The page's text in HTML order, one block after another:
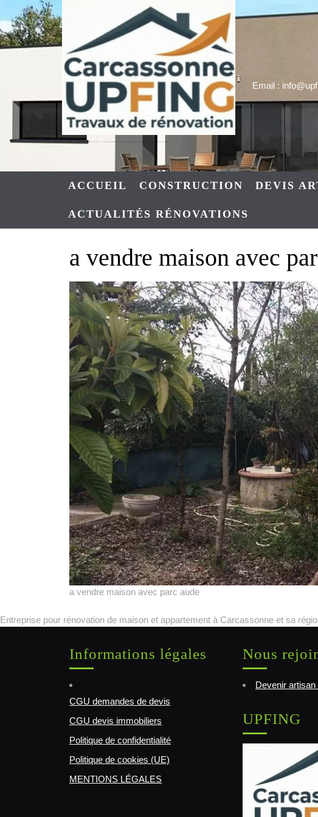
to
content
Email :
ACCUEIL CONSTRUCTION DEVIS
ACTUALITÉS RÉNOVATIONS
a vendre maison avec
a vendre maison avec parc aude
Entreprise pour rénovation de maison et appartement à Carcassonne et sa
Informations légales
CGU demandes de devis
CGU devis immobiliers
Politique de confidentialité
Politique de cookies (UE)
MENTIONS LÉGALES
Nous
Devenir artisan
UPFING